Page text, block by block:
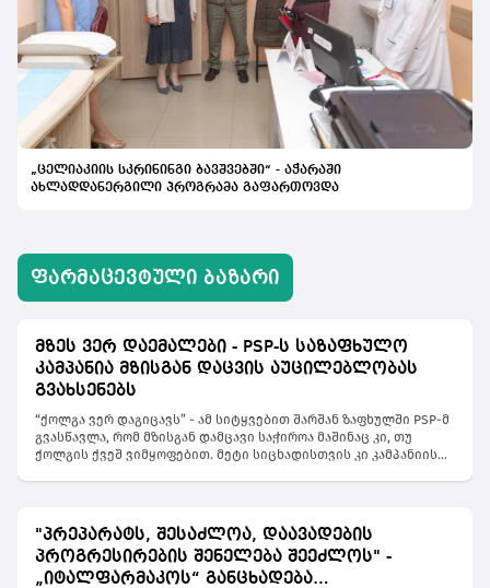
„ცელიაკიის სკრინინგი ბავშვებში“ - აჭარაში
ახლადდანერგილი პროგრამა გაფართოვდა
ᲤᲐᲠᲛᲐᲪᲔᲕᲢᲣᲚᲘ ᲑᲐᲖᲐᲠᲘ
მზეს ვერ დაემალები - PSP-ს საზაფხულო
კამპანია მზისგან დაცვის აუცილებლობას
გვახსენებს
“ქოლგა ვერ დაგიცავს” - ამ სიტყვებით შარშან ზაფხულში PSP-მ
გვასწავლა, რომ მზისგან დამცავი საჭიროა მაშინაც კი, თუ
ქოლგის ქვეშ ვიმყოფებით. მეტი სიცხადისთვის კი კამპანიის
მთავარი სათქმელი, რომ “უსაფრთხო რუჯი არ არსებობს”. თუ
შარშან ბრენდმა გავრცელებულ მითებს სანაპიროზე
გამოუცხადა ბრძოლა, წელს ტერიტორია გააფართოვა და
გზავნილს ავრცელებს ყველგან, სადაც მზეა. აღმოჩნდა, რომ
"პრეპარატს, შესაძლოა, დაავადების
პროგრესირების შენელება შეეძლოს" -
„იტალფარმაკოს“ განცხადება